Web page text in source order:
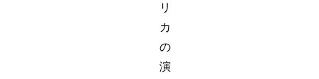
リ
カ
の
演